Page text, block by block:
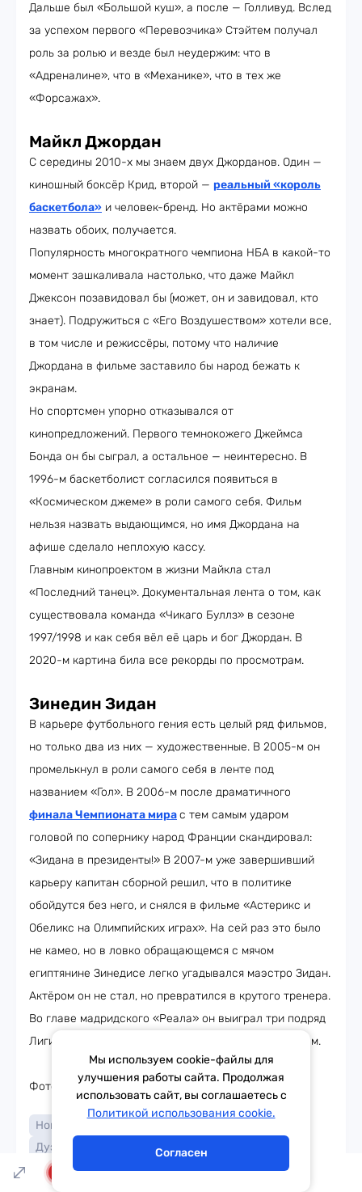
Дальше был «Большой куш», а после — Голливуд. Вслед
за успехом первого «Перевозчика» Стэйтем получал
роль за ролью и везде был неудержим: что в
«Адреналине», что в «Механике», что в тех же
«Форсажах».
Майкл Джордан
С середины 2010-х мы знаем двух Джорданов. Один —
киношный боксёр Крид, второй — реальный «король
баскетбола» и человек-бренд. Но актёрами можно
назвать обоих, получается.
Популярность многократного чемпиона НБА в какой-то
момент зашкаливала настолько, что даже Майкл
Джексон позавидовал бы (может, он и завидовал, кто
знает). Подружиться с «Его Воздушеством» хотели все,
в том числе и режиссёры, потому что наличие
Джордана в фильме заставило бы народ бежать к
экранам.
Но спортсмен упорно отказывался от
кинопредложений. Первого темнокожего Джеймса
Бонда он бы сыграл, а остальное — неинтересно. В
1996-м баскетболист согласился появиться в
«Космическом джеме» в роли самого себя. Фильм
нельзя назвать выдающимся, но имя Джордана на
афише сделало неплохую кассу.
Главным кинопроектом в жизни Майкла стал
«Последний танец». Документальная лента о том, как
существовала команда «Чикаго Буллз» в сезоне
1997/1998 и как себя вёл её царь и бог Джордан. В
2020-м картина била все рекорды по просмотрам.
Зинедин Зидан
В карьере футбольного гения есть целый ряд фильмов,
но только два из них — художественные. В 2005-м он
промелькнул в роли самого себя в ленте под
названием «Гол». В 2006-м после драматичного
финала Чемпионата мирас тем самым ударом
головой по сопернику народ Франции скандировал:
«Зидана в президенты!» В 2007-м уже завершивший
карьеру капитан сборной решил, что в политике
обойдутся без него, и снялся в фильме «Астерикс и
Обеликс на Олимпийских играх». На сей раз это было
не камео, но в ловко обращающемся с мячом
египтянине Зинедисе легко угадывался маэстро Зидан.
Актёром он не стал, но превратился в крутого тренера.
Во главе мадридского «Реала» он выиграл три подряд
Лиги Чемпионов, что возносит его куда-то к облакам.
Фото: соцсети, кадры из фильмов
Новости кино
Дуэйн Джонсон
Конор Макгрегор
Тема дня Гороскоп
Мы используем cookie-файлы для
улучшения работы сайта. Продолжая
использовать сайт, вы соглашаетесь с
Политикой использования cookie.
Согласен